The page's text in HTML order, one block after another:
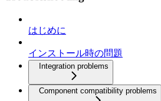
はじめに
インストール時の問題
Integration problems
Component compatibility problems